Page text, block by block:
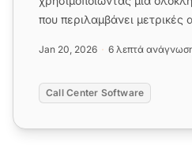
που περιλαμβάνει
Jan 20, 2026 6 λεπτά
Call Center Software